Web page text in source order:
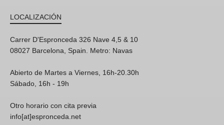
LOCALIZACIÓN
Carrer D'Espronceda 326 Nave 4,5 & 10
08027 Barcelona, Spain. Metro: Navas
Abierto de Martes a Viernes, 16h-20.30h
Sábado, 16h - 19h
Otro horario con cita previa
info[at]espronceda.net